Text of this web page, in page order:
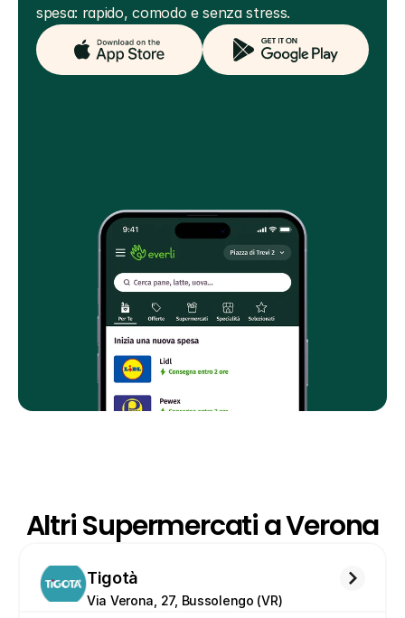
spesa: rapido, comodo e senza stress.
Altri Supermercati a Verona
Tigotà
Via Verona, 27, Bussolengo (VR)